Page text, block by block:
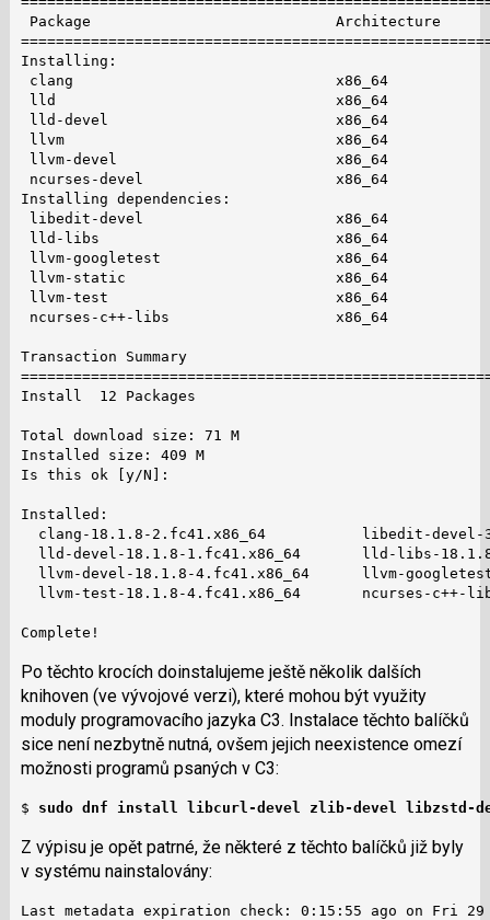
Package                            Architecture
Installing:
clang                              x86_64
lld                                x86_64
lld-devel                          x86_64
llvm                               x86_64
llvm-devel                         x86_64
ncurses-devel                      x86_64
Installing dependencies:
libedit-devel                      x86_64
lld-libs                           x86_64
llvm-googletest                    x86_64
llvm-static                        x86_64
llvm-test                          x86_64
ncurses-c++-libs                   x86_64
Transaction Summary
Install  12 Packages
Total download size: 71 M
Installed size: 409 M
Is this ok [y/N]:
Installed:
clang-18.1.8-2.fc41.x86_64           libedit-
lld-devel-18.1.8-1.fc41.x86_64       lld-libs-
llvm-devel-18.1.8-4.fc41.x86_64      llvm-
llvm-test-18.1.8-4.fc41.x86_64       ncurses-c++-
Complete!
Po těchto krocích doinstalujeme ještě několik dalších
knihoven (ve vývojové verzi), které mohou být využity
moduly programovacího jazyka C3. Instalace těchto balíčků
sice není nezbytně nutná, ovšem jejich neexistence omezí
možnosti programů psaných v C3:
$ sudo dnf install libcurl-devel zlib-devel libzstd-
Z výpisu je opět patrné, že některé z těchto balíčků již byly
v systému nainstalovány:
Last metadata expiration check: 0:15:55 ago on Fri 29